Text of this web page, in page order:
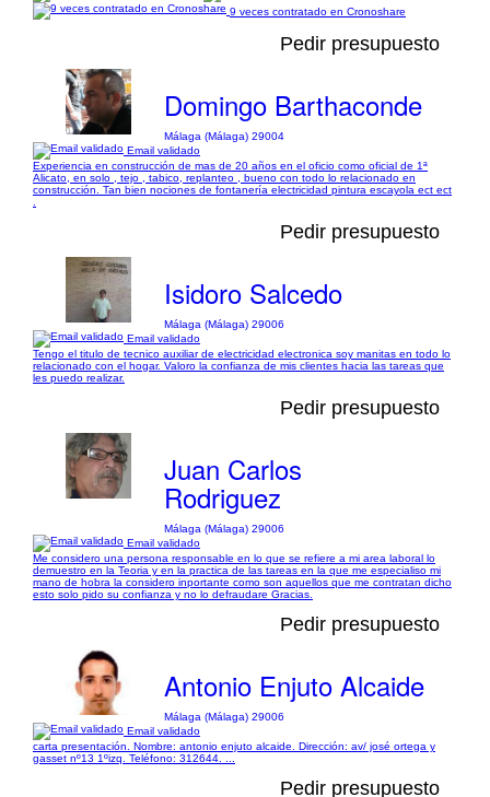
9 veces contratado en Cronoshare
Pedir presupuesto
Domingo Barthaconde
Málaga (Málaga) 29004
Email validado
Experiencia en construcción de mas de 20 años en el oficio como oficial de 1ª
Alicato, en solo , tejo , tabico, replanteo , bueno con todo lo relacionado en
construcción. Tan bien nociones de fontanería electricidad pintura escayola ect ect
Pedir presupuesto
Isidoro Salcedo
Málaga (Málaga) 29006
Email validado
Tengo el titulo de tecnico auxiliar de electricidad electronica soy manitas en todo lo
relacionado con el hogar. Valoro la confianza de mis clientes hacia las tareas que
les puedo realizar.
Pedir presupuesto
Juan Carlos
Rodriguez
Málaga (Málaga) 29006
Email validado
Me considero una persona responsable en lo que se refiere a mi area laboral lo
demuestro en la Teoria y en la practica de las tareas en la que me especialiso mi
mano de hobra la considero inportante como son aquellos que me contratan dicho
esto solo pido su confianza y no lo defraudare Gracias.
Pedir presupuesto
Antonio Enjuto Alcaide
Málaga (Málaga) 29006
Email validado
carta presentación. Nombre: antonio enjuto alcaide. Dirección: av/ josé ortega y
gasset nº13 1ºizq. Teléfono: 312644. ...
Pedir presupuesto